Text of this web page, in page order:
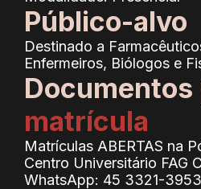
Público-alvo
Destinado a
Enfermeiros, Biólogos e
Documentos
matrícula
Matrículas ABERTAS na
Centro Universitário FAG
WhatsApp: 45 3321-3953